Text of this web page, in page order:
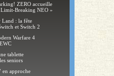
ZERO accueille
Breaking NEO »
: la fête
et Switch 2
Warfare 4
tablette
seniors
en approche